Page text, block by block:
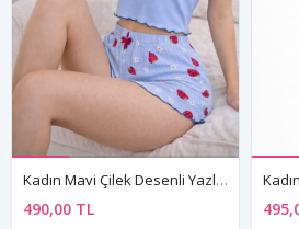
Kadın Mavi Çilek Desenli Yazlık Şortlu Pijama Takımı Kısa Kollu Rahat Ev Giyim
490,00 TL